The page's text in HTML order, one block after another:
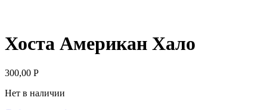
Хоста Американ Хало
300,00 Р
Нет в наличии